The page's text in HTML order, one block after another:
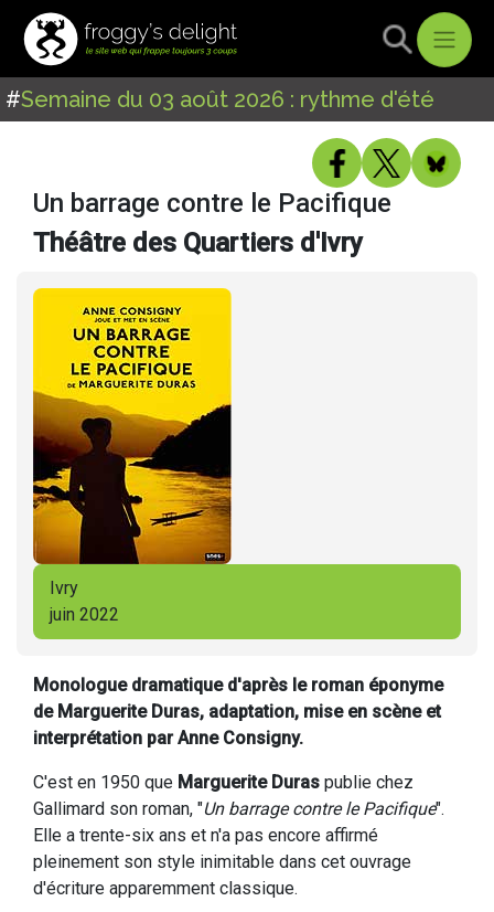
#Semaine du 03 août 2026 : rythme d'été
Un barrage contre le Pacifique
Théâtre des Quartiers d'Ivry
Ivry
juin 2022
Monologue dramatique d'après le roman éponyme
de Marguerite Duras, adaptation, mise en scène et
interprétation par Anne Consigny.
C'est en 1950 que Marguerite Duras publie chez
Gallimard son roman, "Un barrage contre le Pacifique".
Elle a trente-six ans et n'a pas encore affirmé
pleinement son style inimitable dans cet ouvrage
d'écriture apparemment classique.